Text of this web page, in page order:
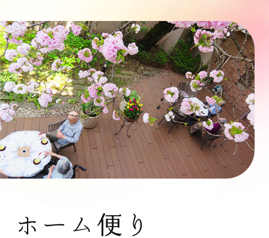
ホーム便り